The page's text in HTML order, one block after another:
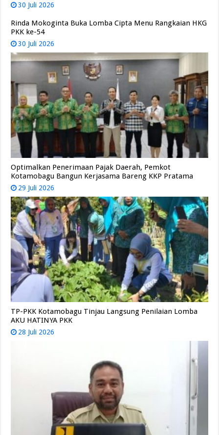
30 Juli 2026
Rinda Mokoginta Buka Lomba Cipta Menu Rangkaian HKG
PKK ke-54
30 Juli 2026
Optimalkan Penerimaan Pajak Daerah, Pemkot
Kotamobagu Bangun Kerjasama Bareng KKP Pratama
29 Juli 2026
TP-PKK Kotamobagu Tinjau Langsung Penilaian Lomba
AKU HATINYA PKK
28 Juli 2026